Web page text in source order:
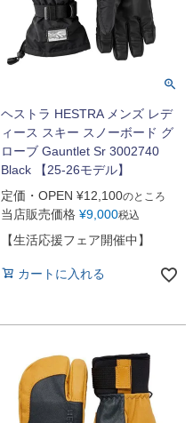
ヘストラ HESTRA メンズ レデ
ィース スキー スノーボード グ
ローブ Gauntlet Sr 3002740
Black 【25-26モデル】
定価・OPEN ¥12,100のところ
当店販売価格 ¥9,000税込
【生活応援フェア開催中】
カートに入れる